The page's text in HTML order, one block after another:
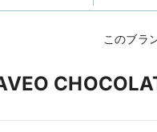
このブラ